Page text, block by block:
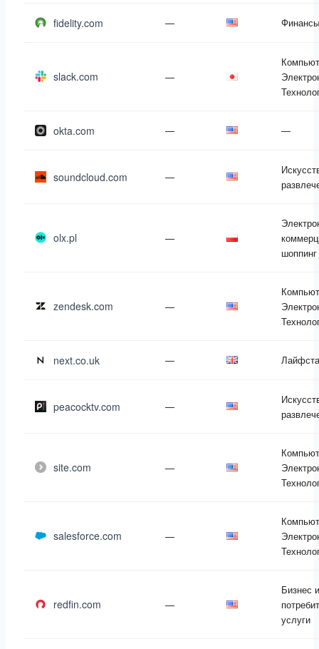
fidelity.com — Финансы
slack.com —
okta.com — —
soundcloud.com —
olx.pl —
шоппинг
zendesk.com —
next.co.uk —
peacocktv.com —
site.com —
salesforce.com —
redfin.com —
Бизнес и
услуги